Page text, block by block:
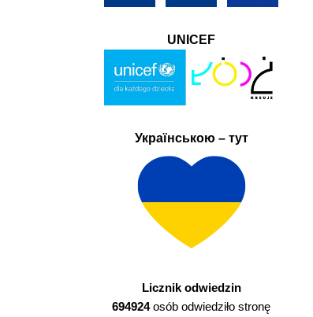
UNICEF
Українською – тут
Licznik odwiedzin
694924osób odwiedziło stronę